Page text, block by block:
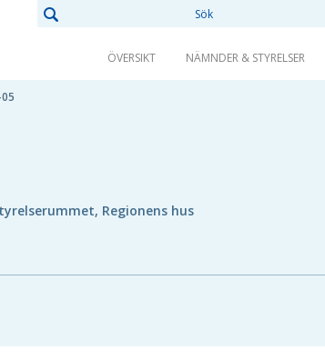
ÖVERSIKT NÄMNDER & STYRELSER
Regionens hus